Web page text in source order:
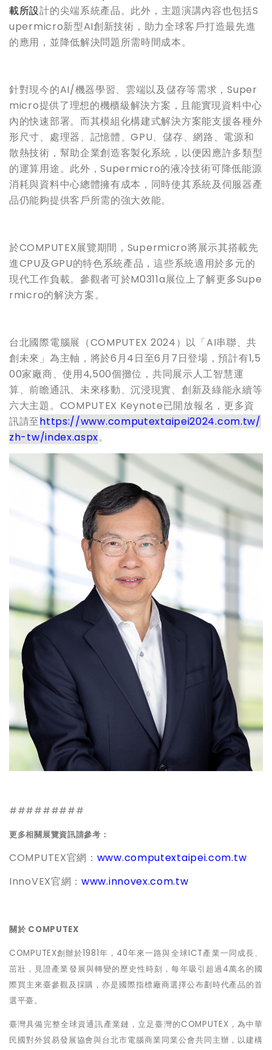
載所設計的尖端系統產品。此外，主題演講內容也包括S
upermicro新型AI創新技術，助力全球客戶打造最先進
的應用，並降低解決問題所需時間成本。
針對現今的AI/機器學習、雲端以及儲存等需求，Super
micro提供了理想的機櫃級解決方案，且能實現資料中心
內的快速部署。而其模組化構建式解決方案能支援各種外
形尺寸、處理器、記憶體、GPU、儲存、網路、電源和
散熱技術，幫助企業創造客製化系統，以便因應許多類型
的運算用途。此外，Supermicro的液冷技術可降低能源
消耗與資料中心總體擁有成本，同時使其系統及伺服器產
品仍能夠提供客戶所需的強大效能。
於COMPUTEX展覽期間，Supermicro將展示其搭載先
進CPU及GPU的特色系統產品，這些系統適用於多元的
現代工作負載。參觀者可於M0311a展位上了解更多Supe
rmicro的解決方案。
台北國際電腦展（COMPUTEX 2024）以「AI串聯、共
創未來」為主軸，將於6月4日至6月7日登場，預計有1,5
00家廠商、使用4,500個攤位，共同展示人工智慧運
算、前瞻通訊、未來移動、沉浸現實、創新及綠能永續等
六大主題。COMPUTEX Keynote已開放報名，更多資
訊請至https://www.computextaipei2024.com.tw/
zh-tw/index.aspx。
#########
更多相關展覽資訊請參考：
COMPUTEX官網： www.computextaipei.com.tw
InnoVEX官網： www.innovex.com.tw
關於 COMPUTEX
COMPUTEX創辦於1981年， 40年來一路與全球ICT產業一同成長、
茁壯，見證產業發展與轉變的歷史性時刻，每年吸引超過4萬名的國
際買主來臺參觀及採購，亦是國際指標廠商選擇公布劃時代產品的首
選平臺。
臺灣具備完整全球資通訊產業鏈，立足臺灣的COMPUTEX ，為中華
民國對外貿易發展協會與台北市電腦商業同業公會共同主辦，以建構